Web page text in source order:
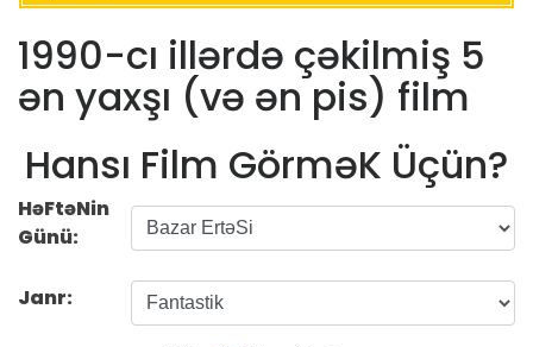
1990-cı illərdə çəkilmiş 5
ən yaxşı (və ən pis) film
Hansı Film GörməK Üçün?
HəFtəNin
Günü:
Janr: